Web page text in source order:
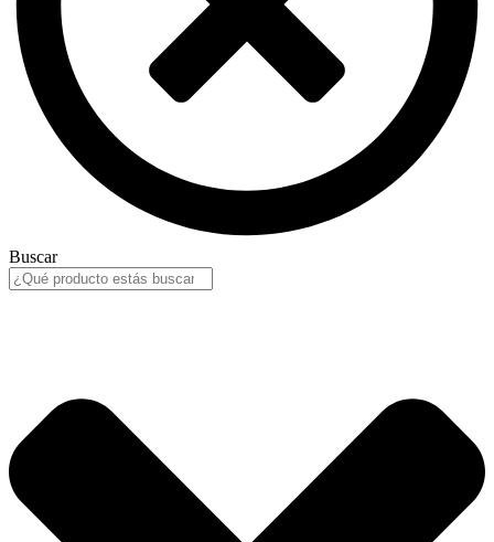
Buscar